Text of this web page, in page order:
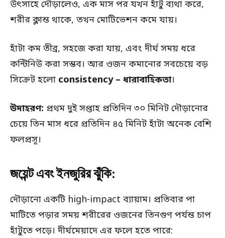
উৎসাহে দৌড়ালেও, এক মাস পর যখন হাঁটু ব্যথা করে,
শরীর ক্লান্ত থাকে, তখন মোটিভেশন কমে যায়।
হাঁটা কম তীব্র, সহজে করা যায়, এবং দীর্ঘ সময় ধরে
কন্টিনিউ করা সম্ভব। আর ওজন কমানোর সবচেয়ে বড়
সিক্রেট হলো consistency – ধারাবাহিকতা।
উদাহরণ: প্রথম দুই সপ্তাহ প্রতিদিন ৩০ মিনিট দৌড়ানোর
চেয়ে তিন মাস ধরে প্রতিদিন ৪৫ মিনিট হাঁটা অনেক বেশি
ফলপ্রসূ।
জয়েন্ট এবং ইনজুরির ঝুঁকি:
দৌড়ানো একটি high-impact ব্যায়াম। প্রতিবার পা
মাটিতে পড়ার সময় শরীরের ওজনের তিনগুণ পর্যন্ত চাপ
হাঁটুতে পড়ে। দীর্ঘমেয়াদে এর ফলে হতে পারে: